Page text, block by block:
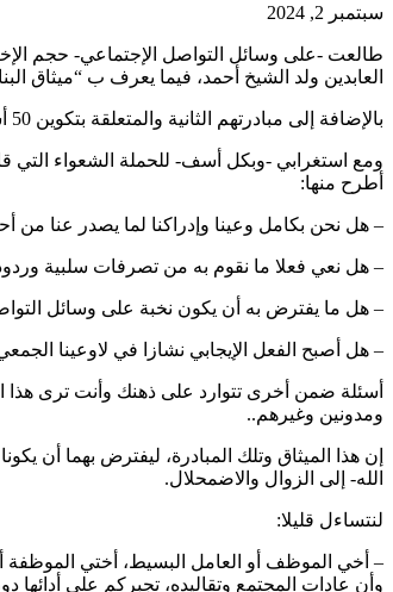
سبتمبر 2, 2024
طالعت -على وسائل التواصل الإجتماعي- حجم
العابدين ولد الشيخ أحمد، فيما يعرف ب “ميثاق
بالإضافة إلى مبادرتهم الثانية والمتعلقة بتكوين 50 أسرة، مع توفير احتاجاتها الضرورية بقيمة 1 مليون أوقية للأسرة الواحدة، مع ضمان تشغيل طرفيها في القطاع الخاص.
ومع استغرابي -وبكل أسف- للحملة الشعواء التي
أطرح منها:
– هل نحن بكامل وعينا وإدراكنا لما يصدر عنا من
– هل نعي فعلا ما نقوم به من تصرفات سلبية
– هل ما يفترض به أن يكون نخبة على وسائل
– هل أصبح الفعل الإيجابي نشازا في لاوعينا
أسئلة ضمن أخرى تتوارد على ذهنك وأنت ترى هذا
ومدونين وغيرهم..
إن هذا الميثاق وتلك المبادرة، ليفترض بهما أن
الله- إلى الزوال والاضمحلال.
لنتساءل قليلا:
– أخي الموظف أو العامل البسيط، أختي الموظفة
وأن عادات المجتمع وتقاليده، تجبركم على أدائها